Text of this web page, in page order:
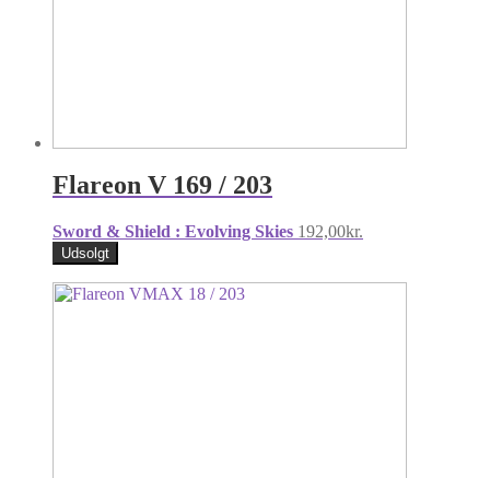
Flareon V 169 / 203
Sword & Shield : Evolving Skies 192,00kr.
Udsolgt